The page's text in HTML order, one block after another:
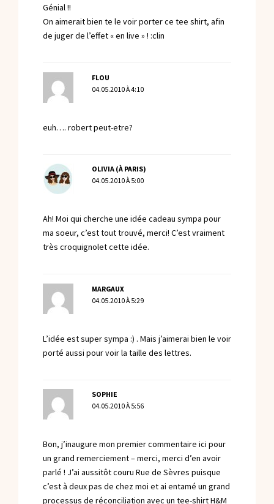
Génial !!
On aimerait bien te le voir porter ce tee shirt, afin
de juger de l’effet « en live » ! :clin
FLOU
04.05.2010 À 4:10
euh…. robert peut-etre?
OLIVIA (À PARIS)
04.05.2010 À 5:00
Ah! Moi qui cherche une idée cadeau sympa pour
ma soeur, c’est tout trouvé, merci! C’est vraiment
très croquignolet cette idée.
MARGAUX
04.05.2010 À 5:29
L’idée est super sympa :) . Mais j’aimerai bien le voir
porté aussi pour voir la taille des lettres.
SOPHIE
04.05.2010 À 5:56
Bon, j’inaugure mon premier commentaire ici pour
un grand remerciement – merci, merci d’en avoir
parlé ! J’ai aussitôt couru Rue de Sèvres puisque
c’est à deux pas de chez moi et ai entamé un grand
processus de réconciliation avec un tee-shirt H&M